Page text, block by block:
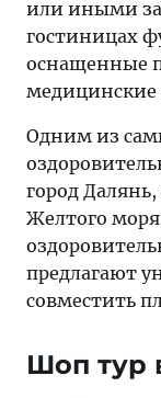
или иными
гостиницах
оснащенные
медицинские
Одним из
город
Желтого
предлагают
совместить
Шоп тур